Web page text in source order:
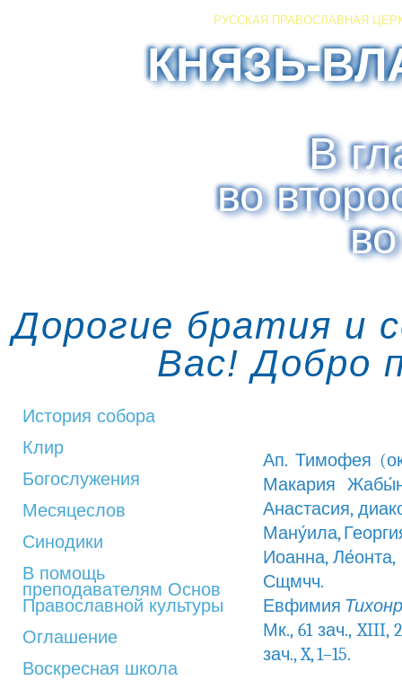
РУССКАЯ ПРАВОСЛАВНАЯ
КНЯЗЬ-
В
во
Дорогие братия и
Вас! Добро
История собора
Клир
Богослужения
Месяцеслов
Синодики
В помощь
преподавателям Основ
Православной культуры
Оглашение
Воскресная школа
Ап. Тимофея
Макария
Анастасия,
Ману́ила,
Иоанна, Ле́онта,
Евфимия
Мк., 61 зач., XIII,
зач., X, 1–15.